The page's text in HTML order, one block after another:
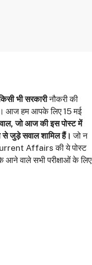
भी सरकारीनौकरी की
है। आज हम आपके लिए 15 मई
जोआज की इस पोस्‍ट में
से जुड़े सवाल शामिल हैं। जो न
Current Affairs की ये पोस्‍ट
आने वाले सभी परीक्षाओं के लिए